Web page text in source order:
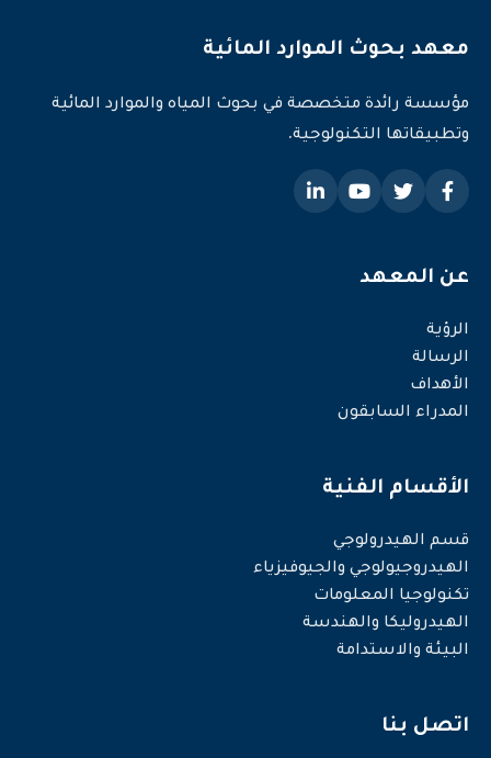
معهد بحوث الموارد المائية
مؤسسة رائدة متخصصة في بحوث المياه والموارد المائية
وتطبيقاتها التكنولوجية.
عن المعهد
الرؤية
الرسالة
الأهداف
المدراء السابقون
الأقسام الفنية
قسم الهيدرولوجي
الهيدروجيولوجي والجيوفيزياء
تكنولوجيا المعلومات
الهيدروليكا والهندسة
البيئة والاستدامة
اتصل بنا